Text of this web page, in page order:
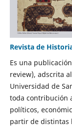
Revista de
Es una
review), adscrita
Universidad de
toda contribución
políticos,
partir de distintas